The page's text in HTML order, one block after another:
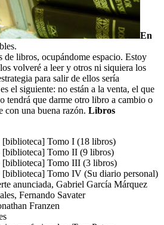
En
de libros, ocupándome espacio. Estoy
volveré a leer y otros ni siquiera los
para salir de ellos sería
el siguiente: no están a la venta, el que
tendrá que darme otro libro a cambio o
con una buena razón. Libros
Tomo I (18 libros)
Tomo II (9 libros)
Tomo III (3 libros)
Tomo IV (Su diario personal)
anunciada, Gabriel García Márquez
Fernando Savater
Franzen